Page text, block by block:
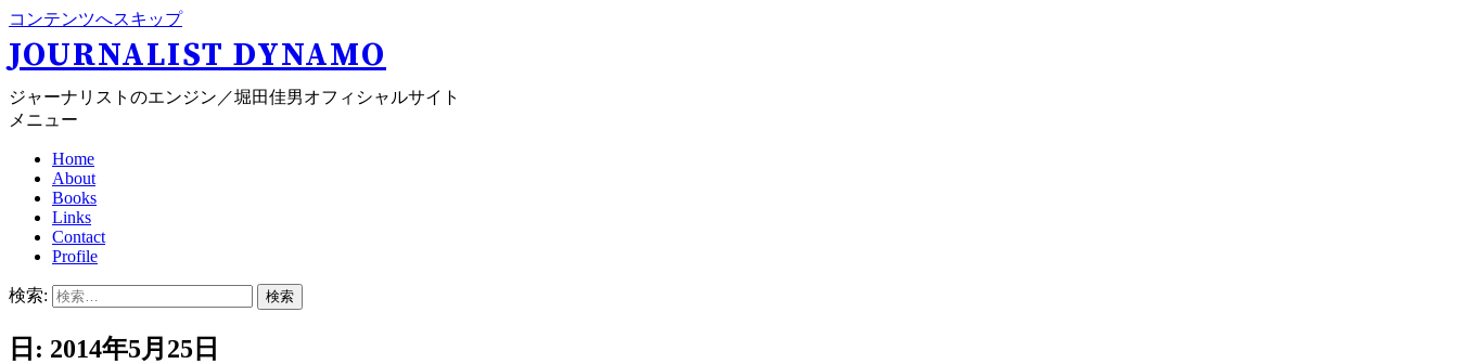
コンテンツへスキップ
JOURNALIST DYNAMO
ジャーナリストのエンジン／堀田佳男オフィシャルサイト
メニュー
Home
About
Books
Links
Contact
Profile
検索:
日: 2014年5月25日